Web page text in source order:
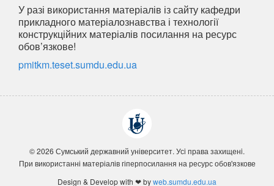
У разі використання матеріалів із сайту кафедри
прикладного матеріалознавства і технології
конструкційних матеріалів посилання на ресурс
обов’язкове!
pmitkm.teset.sumdu.edu.ua
© 2026 Сумський державний університет. Усi права захищенi.
При використанні матеріалів гіперпосилання на ресурс обов'язкове
Design & Develop with ❤ byweb.sumdu.edu.ua